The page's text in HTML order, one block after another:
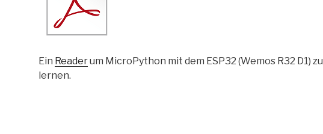
Ein Readerum MicroPython mit dem ESP32 (Wemos R32 D1) zu
lernen.